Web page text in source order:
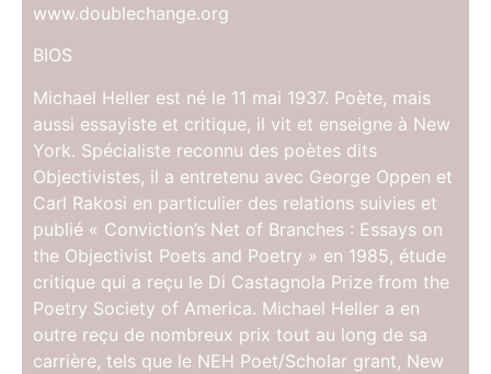
www.doublechange.org
BIOS
Michael Heller est né le 11 mai 1937. Poète, mais
aussi essayiste et critique, il vit et enseigne à New
York. Spécialiste reconnu des poètes dits
Objectivistes, il a entretenu avec George Oppen et
Carl Rakosi en particulier des relations suivies et
publié « Conviction’s Net of Branches : Essays on
the Objectivist Poets and Poetry » en 1985, étude
critique qui a reçu le Di Castagnola Prize from the
Poetry Society of America. Michael Heller a en
outre reçu de nombreux prix tout au long de sa
carrière, tels que le NEH Poet/Scholar grant, New